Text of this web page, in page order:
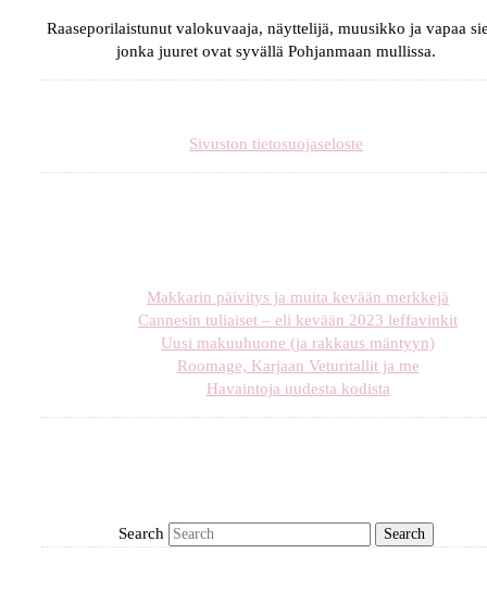
Raaseporilaistunut valokuvaaja, näyttelijä, muusikko ja vapaa
jonka juuret ovat syvällä Pohjanmaan mullissa.
Sivuston tietosuojaseloste
Makkarin päivitys ja muita kevään merkkejä
Cannesin tuliaiset – eli kevään 2023 leffavinkit
Uusi makuuhuone (ja rakkaus mäntyyn)
Roomage, Karjaan Veturitallit ja me
Havaintoja uudesta kodista
Search